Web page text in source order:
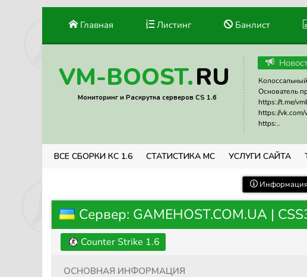
Главная Листинг Банлист
VM-BOOST.RU
Мониторинг и Раскрутка серверов CS 1.6
Основатель
https://t.me/
https://vk.com/
https:..
ВСЕ СБОРКИ КС 1.6 СТАТИСТИКА МС УСЛУГИ САЙТА
Сервер: GAMEHOST.COM.UA |
Counter Strike 1.6
Основная информация